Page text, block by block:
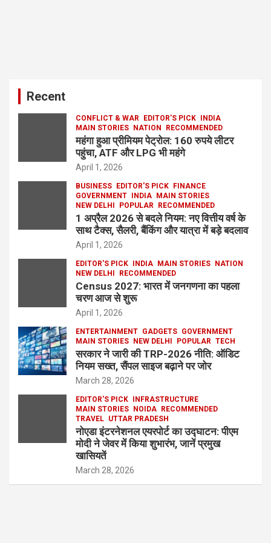
Recent
CONFLICT & WAR EDITOR'S PICK
INDIA
MAIN STORIES
NATION RECOMMENDED
महंगा हुआ प्रीमियम पेट्रोल: 160 रुपये लीटर
पहुंचा, ATF और LPG भी महंगे
April 1, 2026
BUSINESS EDITOR'S PICK
FINANCE
GOVERNMENT
INDIA
MAIN STORIES
NEW DELHI
POPULAR RECOMMENDED
1 अप्रैल 2026 से बदले नियम: नए वित्तीय वर्ष के
साथ टैक्स, सैलरी, बैंकिंग और यात्रा में बड़े बदलाव
April 1, 2026
EDITOR'S PICK INDIA MAIN STORIES
NATION
NEW DELHI
RECOMMENDED
Census 2027: भारत में जनगणना का पहला
चरण आज से शुरू
April 1, 2026
ENTERTAINMENT GADGETS GOVERNMENT
MAIN STORIES
NEW DELHI POPULAR TECH
सरकार ने जारी की TRP-2026 नीति: ऑडिट
नियम सख्त, सैंपल साइज बढ़ाने पर जोर
March 28, 2026
EDITOR'S PICK
INFRASTRUCTURE
MAIN STORIES
NOIDA
RECOMMENDED
TRAVEL UTTAR PRADESH
नोएडा इंटरनेशनल एयरपोर्ट का उद्घाटन: पीएम
मोदी ने जेवर में किया शुभारंभ, जानें प्रमुख
खासियतें
March 28, 2026